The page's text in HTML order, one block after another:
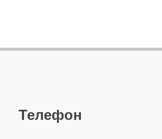
Телефон